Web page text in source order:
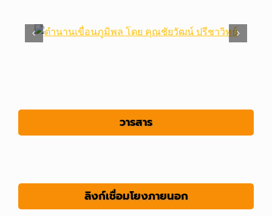
วารสาร
วารสารสมาคมนักอุทกวิทยาไทย ก.พ.
2561: Big Data ในงานอุทกวิทยาและการ
ลิงก์เชื่อมโยงภายนอก